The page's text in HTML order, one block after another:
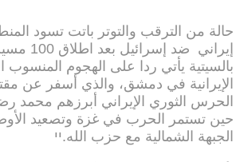
حالة من الترقب والتوتر باتت تسود
إيراني ضد
بالسيتية يأتي ردا على الهجوم المنسوب
الإيرانية في دمشق، والذي أسفر عن
الحرس الثوري الإيراني أبرزهم محمد
حين تستمر الحرب في غزة وتصعيد
الجبهة الشمالية مع حزب الله.יי